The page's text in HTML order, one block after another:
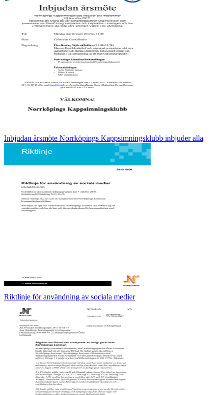
Inbjudan årsmöte Norrköpings Kappsimningsklubb inbjuder alla
Riktlinje för användning av sociala medier